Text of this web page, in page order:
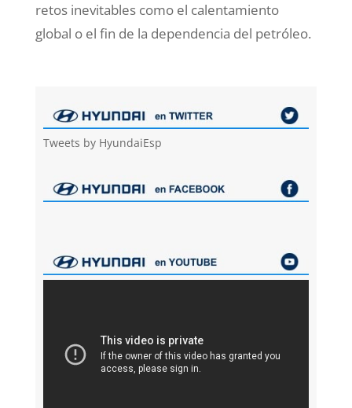
retos inevitables como el calentamiento
global o el fin de la dependencia del petróleo.
Tweets by HyundaiEsp